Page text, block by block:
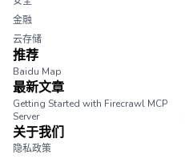
金融
云存储
推荐
Baidu Map
最新文章
Getting Started with Firecrawl MCP
Server
关于我们
隐私政策